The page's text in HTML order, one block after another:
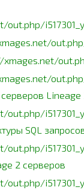
серверов Lineage
SQL
2 серверов